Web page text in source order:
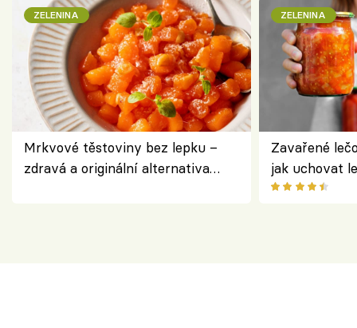
ZELENINA
Mrkvové těstoviny bez lepku –
zdravá a originální alternativa
ZELENINA
Zavařené
jak uchovat